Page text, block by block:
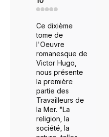
Ce dixième
tome de
l'Oeuvre
romanesque de
Victor Hugo,
nous présente
la première
partie des
Travailleurs de
la Mer. "La
religion, la
société, la